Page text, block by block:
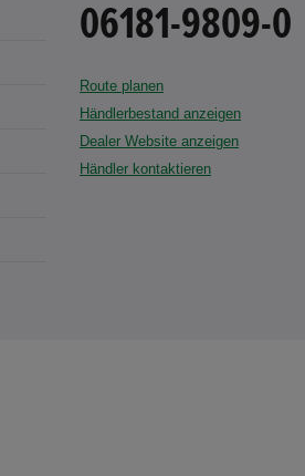
06181-9809-0
Route planen
Händlerbestand anzeigen
Dealer Website anzeigen
Händler kontaktieren